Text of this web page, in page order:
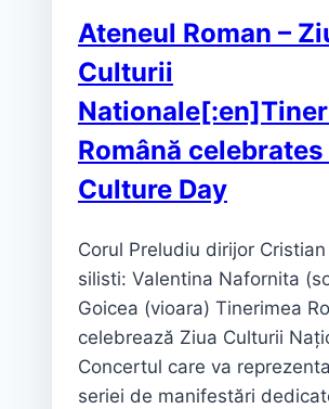
Ateneul Roman –
Culturii
Română
Culture Day
Corul Preludiu dirijor
silisti: Valentina Nafornita
Goicea (vioara) Tinerimea
celebrează Ziua Culturii
Concertul care va
seriei de manifestări